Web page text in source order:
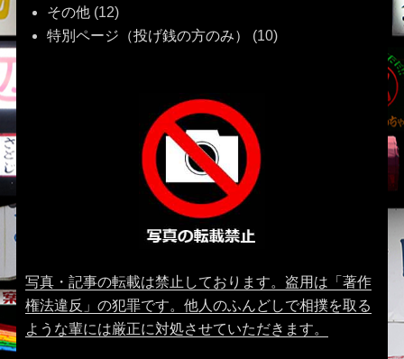
その他(12)
特別ページ（投げ銭の方のみ）
(10)
写真・記事の転載は禁止しております。盗用は「著作
権法違反」の犯罪です。他人のふんどしで相撲を取る
ような輩には厳正に対処させていただきます。